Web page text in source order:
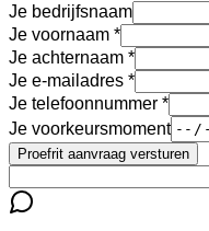
Je bedrijfsnaam
Je voornaam
Je achternaam
Je e-mailadres
Je telefoonnummer
Je voorkeursmoment
Proefrit aanvraag versturen